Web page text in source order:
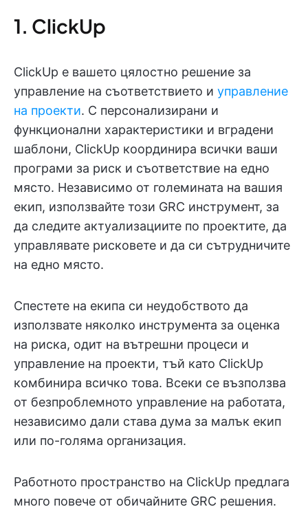
1. ClickUp
ClickUp е вашето цялостно решение за
управление на съответствието и управление
на проекти. С персонализирани и
функционални характеристики и вградени
шаблони, ClickUp координира всички ваши
програми за риск и съответствие на едно
място. Независимо от големината на вашия
екип, използвайте този GRC инструмент, за
да следите актуализациите по проектите, да
управлявате рисковете и да си сътрудничите
на едно място.
Спестете на екипа си неудобството да
използвате няколко инструмента за оценка
на риска, одит на вътрешни процеси и
управление на проекти, тъй като ClickUp
комбинира всичко това. Всеки се възползва
от безпроблемното управление на работата,
независимо дали става дума за малък екип
или по-голяма организация.
Работното пространство на ClickUp предлага
много повече от обичайните GRC решения.